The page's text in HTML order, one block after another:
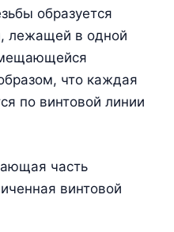
образуется
лежащей в одной
что каждая
по винтовой линии
часть
винтовой